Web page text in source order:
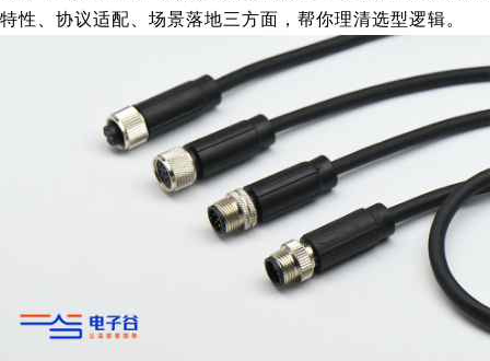
特性、协议适配、场景落地三方面，帮你理清选型逻辑。